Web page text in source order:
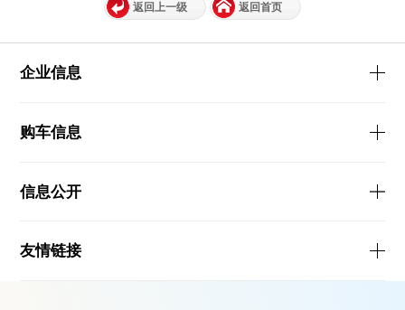
返回上一级 返回首页
企业信息
购车信息
信息公开
友情链接